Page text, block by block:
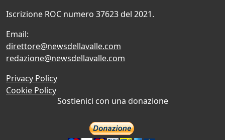
Iscrizione ROC numero 37623 del 2021.
Email:
direttore@newsdellavalle.com
redazione@newsdellavalle.com
Privacy Policy
Cookie Policy
Sostienici con una donazione